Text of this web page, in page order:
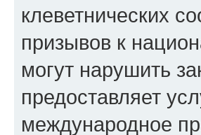
клеветнических
призывов к
могут нарушить
предоставляет
международное